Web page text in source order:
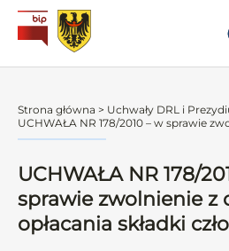
Strona główna > Uchwały DRL i
UCHWAŁA NR 178/2010 – w sprawie
UCHWAŁA NR 178/
sprawie zwolnienie z
opłacania składki